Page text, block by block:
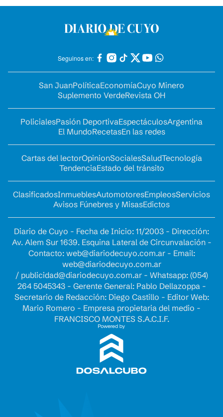
Seguinos en:
San JuanPolíticaEconomíaCuyo Minero
Suplemento VerdeRevista OH
PolicialesPasión DeportivaEspectáculosArgentina
El MundoRecetasEn las redes
Cartas del lectorOpinionSocialesSaludTecnología
TendenciaEstado del tránsito
ClasificadosInmueblesAutomotoresEmpleosServicios
Avisos Fúnebres y MisasEdictos
Diario de Cuyo - Fecha de Inicio: 11/2003 - Dirección:
Av. Alem Sur 1639. Esquina Lateral de Circunvalación -
Contacto: web@diariodecuyo.com.ar- Email:
web@diariodecuyo.com.ar
/ publicidad@diariodecuyo.com.ar- Whatsapp: (054)
264 5045343 - Gerente General: Pablo Dellazoppa -
Secretario de Redacción: Diego Castillo - Editor Web:
Mario Romero - Empresa propietaria del medio -
FRANCISCO MONTES S.A.C.I.F.